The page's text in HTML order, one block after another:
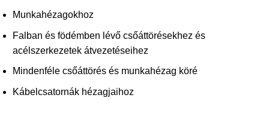
Munkahézagokhoz
Falban és födémben lévő csőáttörésekhez és
acélszerkezetek átvezetéseihez
Mindenféle csőáttörés és munkahézag köré
Kábelcsatornák hézagjaihoz